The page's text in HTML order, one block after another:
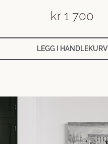
kr1 700
LEGG I HANDLEKURV